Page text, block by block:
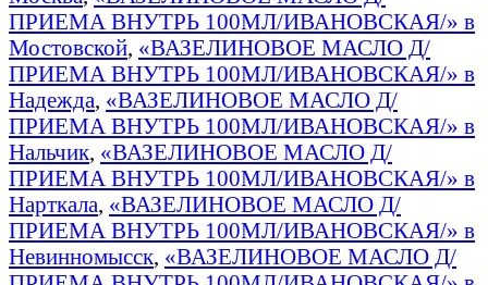
ПРИЕМА ВНУТРЬ 100МЛ/ИВАНОВСКАЯ/» в
Мостовской, «ВАЗЕЛИНОВОЕ МАСЛО Д/
ПРИЕМА ВНУТРЬ 100МЛ/ИВАНОВСКАЯ/» в
Надежда, «ВАЗЕЛИНОВОЕ МАСЛО Д/
ПРИЕМА ВНУТРЬ 100МЛ/ИВАНОВСКАЯ/» в
Нальчик, «ВАЗЕЛИНОВОЕ МАСЛО Д/
ПРИЕМА ВНУТРЬ 100МЛ/ИВАНОВСКАЯ/» в
Нарткала, «ВАЗЕЛИНОВОЕ МАСЛО Д/
ПРИЕМА ВНУТРЬ 100МЛ/ИВАНОВСКАЯ/» в
Невинномысск, «ВАЗЕЛИНОВОЕ МАСЛО Д/